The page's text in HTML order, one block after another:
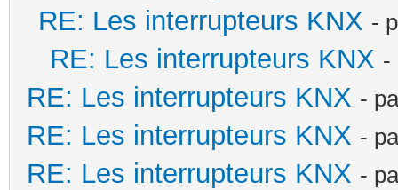
RE: Les interrupteurs KNX -
RE: Les interrupteurs KNX -
RE: Les interrupteurs KNX -
RE: Les interrupteurs KNX -
RE: Les interrupteurs KNX -